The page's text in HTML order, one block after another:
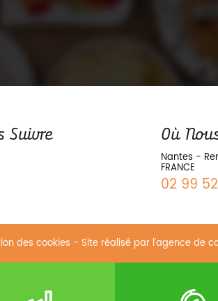
Suivre Où
Nantes -
FRANCE
02 99
des cookies - Site réalisé par l'agence de